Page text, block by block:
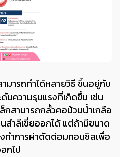
มารถทำได้หลายวิธี ขึ้นอยู่กับ
บความรุนแรงที่เกิดขึ้น เช่น
สามารถกลั้วคอบ้วนน้ำเกลือ
สำลีเขี่ยออกได้แต่ถ้ามีขนาด
ทำการผ่าตัดต่อมทอนซิลเพื่อ
กไป